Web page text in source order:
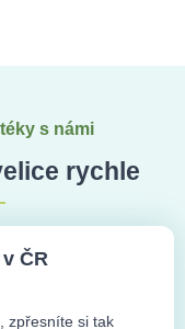
s námi
rychle
ČR
zpřesníte si tak